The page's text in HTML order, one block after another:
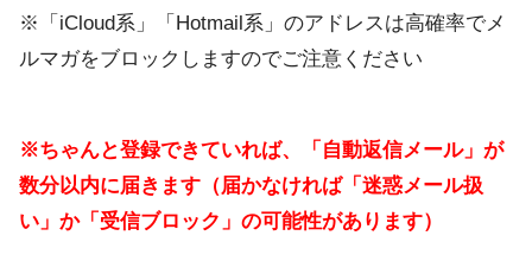
※「iCloud系」「Hotmail系」のアドレスは高確率でメ
ルマガをブロックしますのでご注意ください
※ちゃんと登録できていれば、「自動返信メール」が
数分以内に届きます（届かなければ「迷惑メール扱
い」か「受信ブロック」の可能性があります）